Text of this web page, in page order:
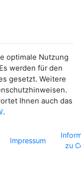
optimale Nutzung
werden für den
gesetzt. Weitere
Ihnen auch das
.
Impressum
zu